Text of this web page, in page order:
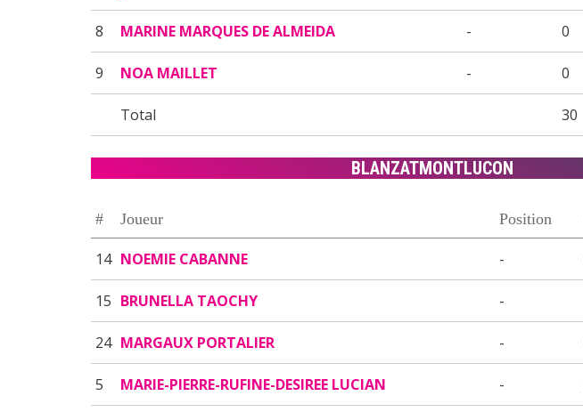
8 MARINE MARQUES DE ALMEIDA - 0
9 NOA MAILLET - 0
Total 30
BLANZATMONTLUCON
# Joueur Position
14 NOEMIE CABANNE -
15 BRUNELLA TAOCHY -
24 MARGAUX PORTALIER -
5 MARIE-PIERRE-RUFINE-DESIREE LUCIAN -